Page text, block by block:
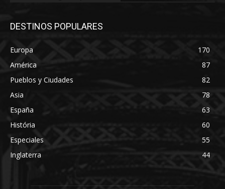
DESTINOS POPULARES
Europa
170
América
87
Pueblos y Ciudades
82
Asia
78
España
63
História
60
Especiales
55
Inglaterra
44